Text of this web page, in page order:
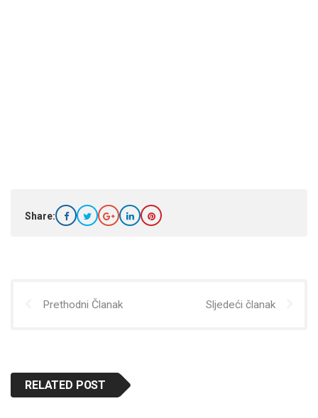
Share:
Prethodni Članak Sljedeći članak
RELATED POST